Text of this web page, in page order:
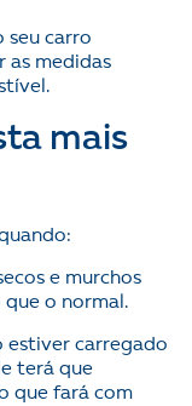
seu carro
as medidas
mais
e murchos
que o normal.
estiver carregado
terá que
que fará com